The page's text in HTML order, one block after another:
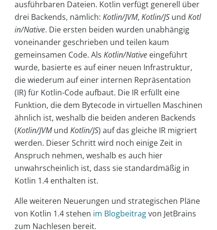
ausführbaren Dateien. Kotlin verfügt generell über
drei Backends, nämlich: Kotlin/JVM, Kotlin/JS und Kotl
in/Native. Die ersten beiden wurden unabhängig
voneinander geschrieben und teilen kaum
gemeinsamen Code. Als Kotlin/Native eingeführt
wurde, basierte es auf einer neuen Infrastruktur,
die wiederum auf einer internen Repräsentation
(IR) für Kotlin-Code aufbaut. Die IR erfüllt eine
Funktion, die dem Bytecode in virtuellen Maschinen
ähnlich ist, weshalb die beiden anderen Backends
(Kotlin/JVMund Kotlin/JS) auf das gleiche IR migriert
werden. Dieser Schritt wird noch einige Zeit in
Anspruch nehmen, weshalb es auch hier
unwahrscheinlich ist, dass sie standardmäßig in
Kotlin 1.4 enthalten ist.
Alle weiteren Neuerungen und strategischen Pläne
von Kotlin 1.4 stehen im Blogbeitragvon JetBrains
zum Nachlesen bereit.